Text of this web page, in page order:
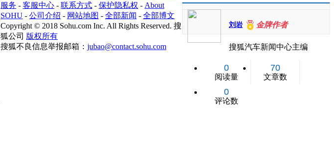
刘岩 金牌作者
搜狐汽车新闻中心主编
0
阅读量
70
文章数
0
评论数
服务 - 客服中心 - 联系方式 - 保护隐私权 - About
SOHU - 公司介绍 - 网站地图 - 全部新闻 - 全部博文
Copyright © 2018 Sohu.com Inc. All Rights Reserved. 搜
狐公司 版权所有
搜狐不良信息举报邮箱： jubao@contact.sohu.com